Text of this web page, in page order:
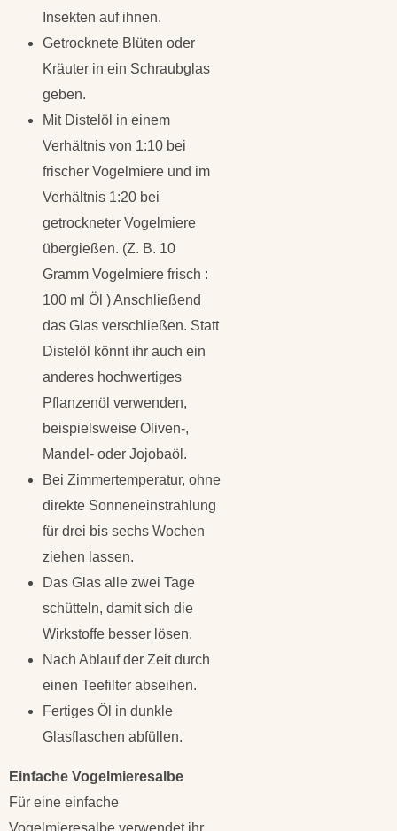
Insekten auf ihnen.
Getrocknete Blüten oder
Kräuter in ein Schraubglas
geben.
Mit Distelöl in einem
Verhältnis von 1:10 bei
frischer Vogelmiere und im
Verhältnis 1:20 bei
getrockneter Vogelmiere
übergießen. (Z. B. 10
Gramm Vogelmiere frisch :
100 ml Öl ) Anschließend
das Glas verschließen. Statt
Distelöl könnt ihr auch ein
anderes hochwertiges
Pflanzenöl verwenden,
beispielsweise Oliven-,
Mandel- oder Jojobaöl.
Bei Zimmertemperatur, ohne
direkte Sonneneinstrahlung
für drei bis sechs Wochen
ziehen lassen.
Das Glas alle zwei Tage
schütteln, damit sich die
Wirkstoffe besser lösen.
Nach Ablauf der Zeit durch
einen Teefilter abseihen.
Fertiges Öl in dunkle
Glasflaschen abfüllen.
Einfache Vogelmieresalbe
Für eine einfache
Vogelmieresalbe verwendet ihr